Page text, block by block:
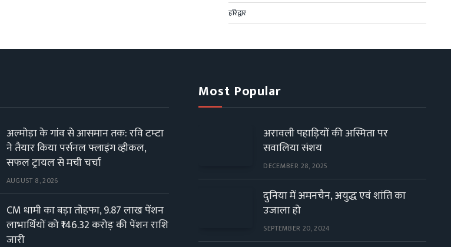
हरिद्वार
अल्मोड़ा के गांव से आसमान तक: रवि टम्टा
ने तैयार किया पर्सनल फ्लाइंग व्हीकल,
सफल ट्रायल से मची चर्चा
AUGUST 8, 2026
CM धामी का बड़ा तोहफा, 9.87 लाख पेंशन
लाभार्थियों को ₹146.32 करोड़ की पेंशन राशि
जारी
Most Popular
अरावली पहाड़ियों की अस्मिता पर
सवालिया संशय
DECEMBER 28, 2025
दुनिया में अमनचैन, अयुद्ध एवं शांति का
उजाला हो
SEPTEMBER 20, 2024